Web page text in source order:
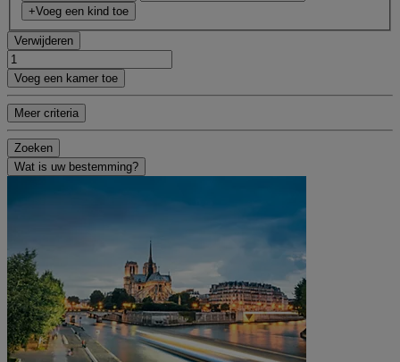
+Voeg een kind toe
Verwijderen
Voeg een kamer toe
Meer criteria
Zoeken
Wat is uw bestemming?